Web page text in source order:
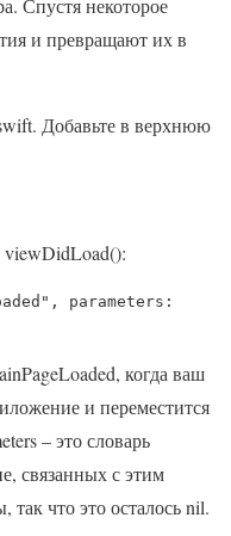
Спустя некоторое
и превращают их в
Добавьте в верхнюю
viewDidLoad():
когда ваш
и переместится
– это словарь
связанных с этим
что это осталось nil.